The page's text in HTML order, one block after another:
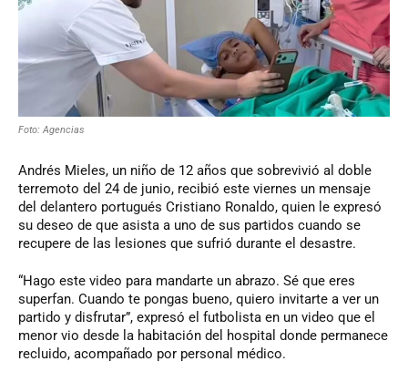
Foto: Agencias
Andrés Mieles, un niño de 12 años que sobrevivió al doble
terremoto del 24 de junio, recibió este viernes un mensaje
del delantero portugués Cristiano Ronaldo, quien le expresó
su deseo de que asista a uno de sus partidos cuando se
recupere de las lesiones que sufrió durante el desastre.
“Hago este video para mandarte un abrazo. Sé que eres
superfan. Cuando te pongas bueno, quiero invitarte a ver un
partido y disfrutar”, expresó el futbolista en un video que el
menor vio desde la habitación del hospital donde permanece
recluido, acompañado por personal médico.